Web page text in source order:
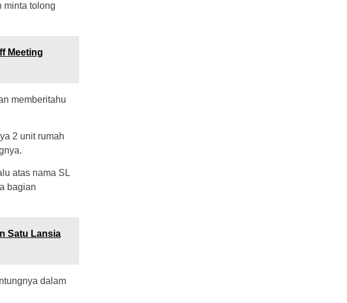
minta tolong
Meeting
memberitahu
2 unit rumah
atas nama SL
bagian
Satu Lansia
dalam